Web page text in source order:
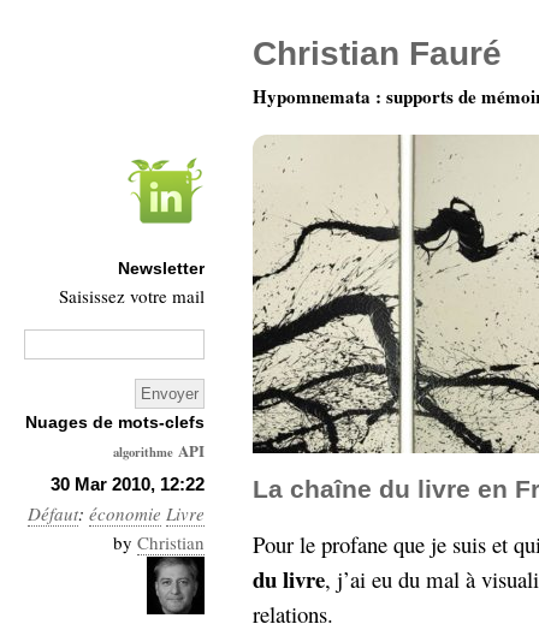
30 Mar 2010, 12:22
Défaut: économie Livre
by Christian
La chaîne du livre en
Pour le profane que je suis et
du livre, j’ai eu du mal à
relations.
Christian Fauré
Hypomnemata : supports de
Newsletter
Saisissez votre mail
Nuages de mots-clefs
algorithme API
Architecture
Ars-
Industrialis
business_model